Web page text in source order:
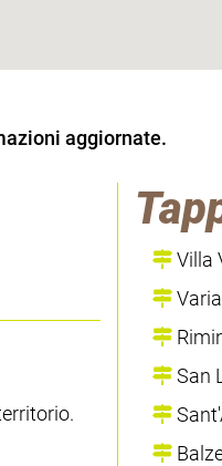
aggiornate.
Villa
San